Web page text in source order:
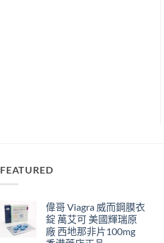
FEATURED
偉哥 Viagra 威而鋼膜衣
錠 萬艾可 美國輝瑞原
廠 西地那非片100mg